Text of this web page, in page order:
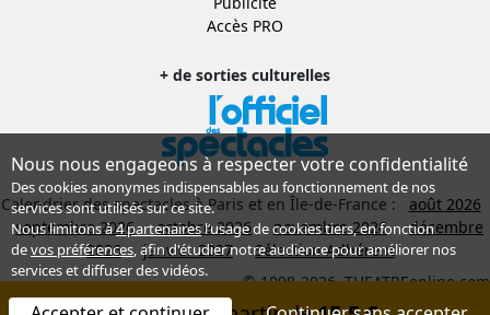
Accès PRO
+ de sorties culturelles
Calendrier des spectacles à Paris et en Île-de-France :
août 2026
septembre 2026
octobre 2026 novembre 2026
décembre
2026
janvier 2027
Sélection Adhérent
© 1998-2026, THEATREonline.com
Nous nous engageons à respecter votre confidentialité
Des cookies anonymes indispensables au fonctionnement de nos
services sont utilisés sur ce site.
Nous limitons à4 partenairesl’usage de cookies tiers, en fonction
devos préférences, afin d'étudier notre audience pour améliorer nos
services et diffuser des vidéos.